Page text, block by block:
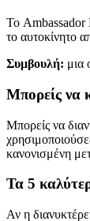
Το Ambassador
το αυτοκίνητο
Συμβουλή: μια
Μπορείς να
Μπορείς να
κανονισμένη
Τα 5
Αν η